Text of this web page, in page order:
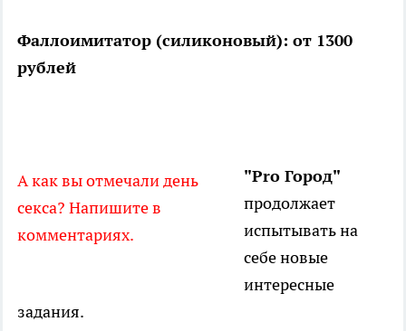
Фаллоимитатор (силиконовый): от 1300
рублей
А как вы отмечали день
секса? Напишите в
комментариях.
"Pro Город"
продолжает
испытывать на
себе новые
интересные
задания.